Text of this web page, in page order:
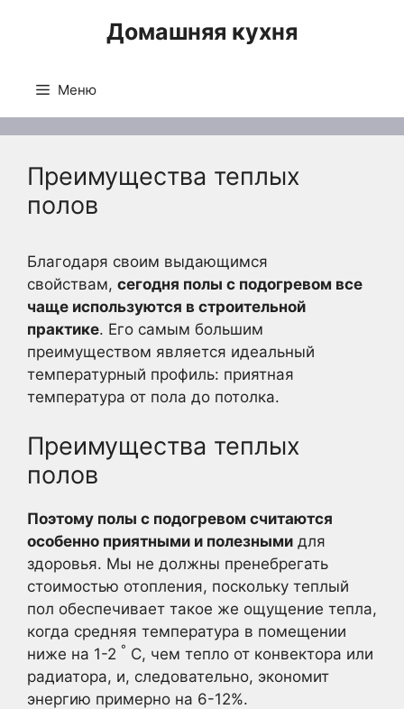
Домашняя кухня
Меню
Преимущества теплых
полов
Благодаря своим выдающимся
свойствам, сегодня полы с подогревом все
чаще используются в строительной
практике. Его самым большим
преимуществом является идеальный
температурный профиль: приятная
температура от пола до потолка.
Преимущества теплых
полов
Поэтому полы с подогревом считаются
особенно приятными и полезными для
здоровья. Мы не должны пренебрегать
стоимостью отопления, поскольку теплый
пол обеспечивает такое же ощущение тепла,
когда средняя температура в помещении
ниже на 1-2 ° C, чем тепло от конвектора или
радиатора, и, следовательно, экономит
энергию примерно на 6-12%.